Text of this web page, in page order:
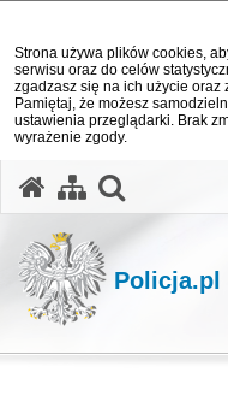
Strona używa plików cookies,
serwisu oraz do celów
zgadzasz się na ich użycie
Pamiętaj, że możesz
ustawienia przeglądarki. Brak
wyrażenie zgody.
Policja.pl